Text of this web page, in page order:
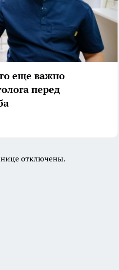
еще важно
перед
отключены.